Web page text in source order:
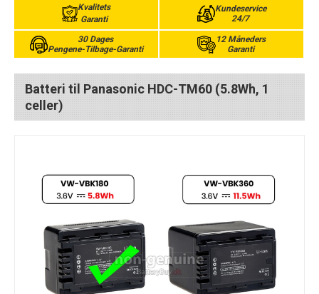
Kvalitets
Garanti
Kundeservice
24/7
30 Dages
Pengene-Tilbage-Garanti
12 Måneders
Garanti
Batteri til Panasonic HDC-TM60 (5.8Wh, 1
celler)